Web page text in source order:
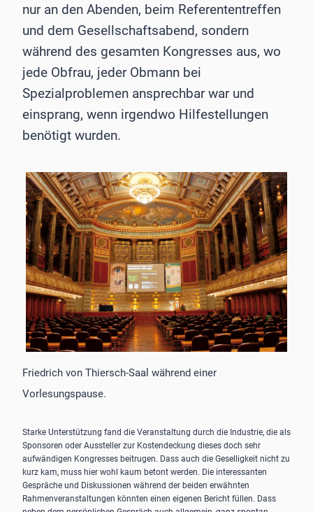
nur an den Abenden, beim Referententreffen
und dem Gesellschaftsabend, sondern
während des gesamten Kongresses aus, wo
jede Obfrau, jeder Obmann bei
Spezialproblemen ansprechbar war und
einsprang, wenn irgendwo Hilfestellungen
benötigt wurden.
Friedrich von Thiersch-Saal während einer
Vorlesungspause.
Starke Unterstützung fand die Veranstaltung durch die Industrie, die als
Sponsoren oder Aussteller zur Kostendeckung dieses doch sehr
aufwändigen Kongresses beitrugen. Dass auch die Geselligkeit nicht zu
kurz kam, muss hier wohl kaum betont werden. Die interessanten
Gespräche und Diskussionen während der beiden erwähnten
Rahmenveranstaltungen könnten einen eigenen Bericht füllen. Dass